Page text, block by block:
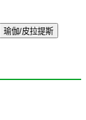
瑜伽/皮拉提斯